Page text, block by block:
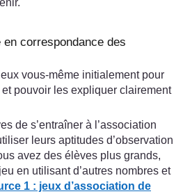
correspondance des
vous-même initialement pour
pouvoir les expliquer clairement
de s’entraîner à l’association
leurs aptitudes d’observation
avez des élèves plus grands,
en utilisant d’autres nombres et
1 : jeux d’association de